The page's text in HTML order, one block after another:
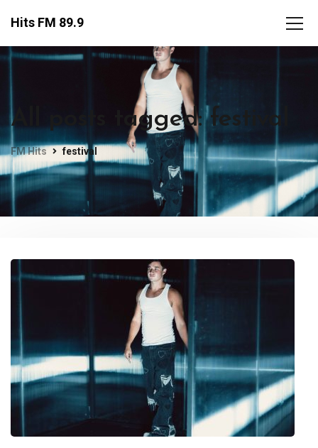
Hits FM 89.9
All posts tagged: festival
FM Hits festival